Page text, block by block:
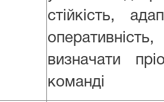
стійкість,
визначати
команді